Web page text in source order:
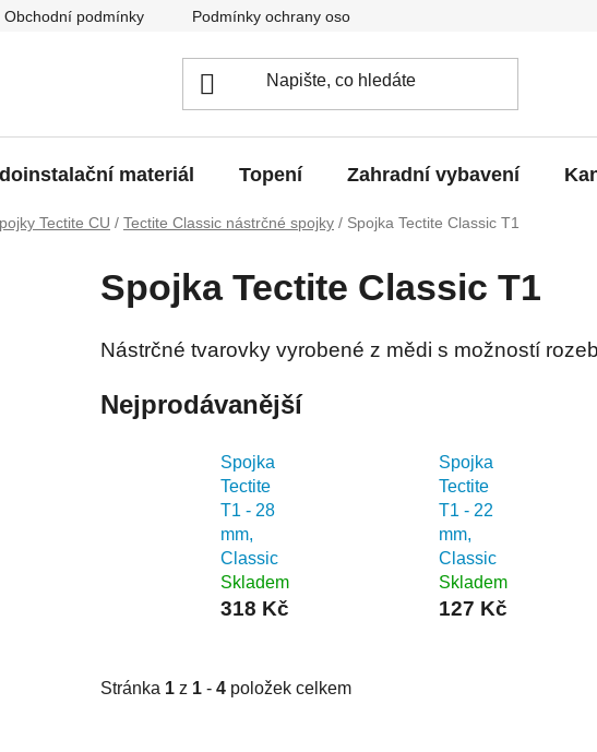
Obchodní podmínky Podmínky ochrany osobních údajů
materiál Topení Zahradní vybavení
Tectite CU / Tectite Classic nástrčné spojky / Spojka Tectite Classic T1
Spojka Tectite Classic T1
Nástrčné tvarovky vyrobené z mědi s možností
Nejprodávanější
Spojka
Tectite
T1 - 28
mm,
Classic
Skladem
318 Kč
Spojka
Tectite
T1 - 22
mm,
Classic
Skladem
127 Kč
Stránka 1 z 1 - 4 položek celkem